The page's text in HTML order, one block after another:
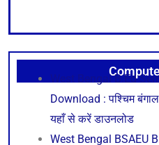
West Bengal B.Ed
Download : पश्चिम बंगाल
यहाँ से करें डाउनलोड
West Bengal BSAEU